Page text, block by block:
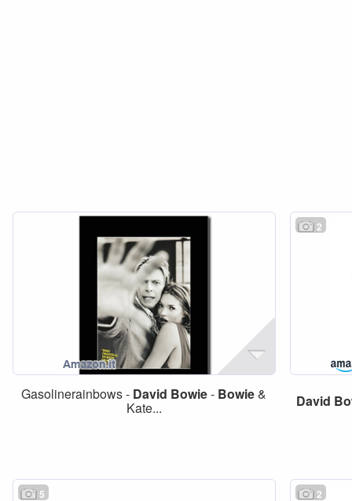
Gasolinerainbows - David Bowie- Bowie&
Kate...
2
David
5 2